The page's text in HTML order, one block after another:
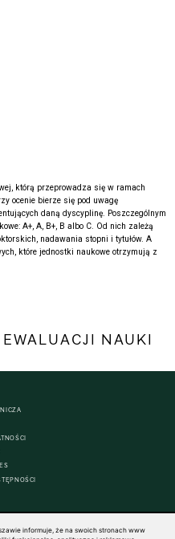
którą przeprowadza się w ramach
ocenie bierze się pod uwagę
daną dyscyplinę. Poszczególnym
A+, A, B+, B albo C. Od nich zależą
nadawania stopni i tytułów. A
które jednostki naukowe otrzymują z
NAUKI
informuje, że na swoich stronach www